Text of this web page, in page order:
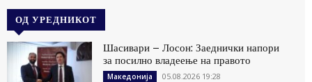
ОД УРЕДНИКОТ
Шасивари – Лосон: Заеднички напори
за посилно владеење на правото
Македонија 05.08.2026 19:28